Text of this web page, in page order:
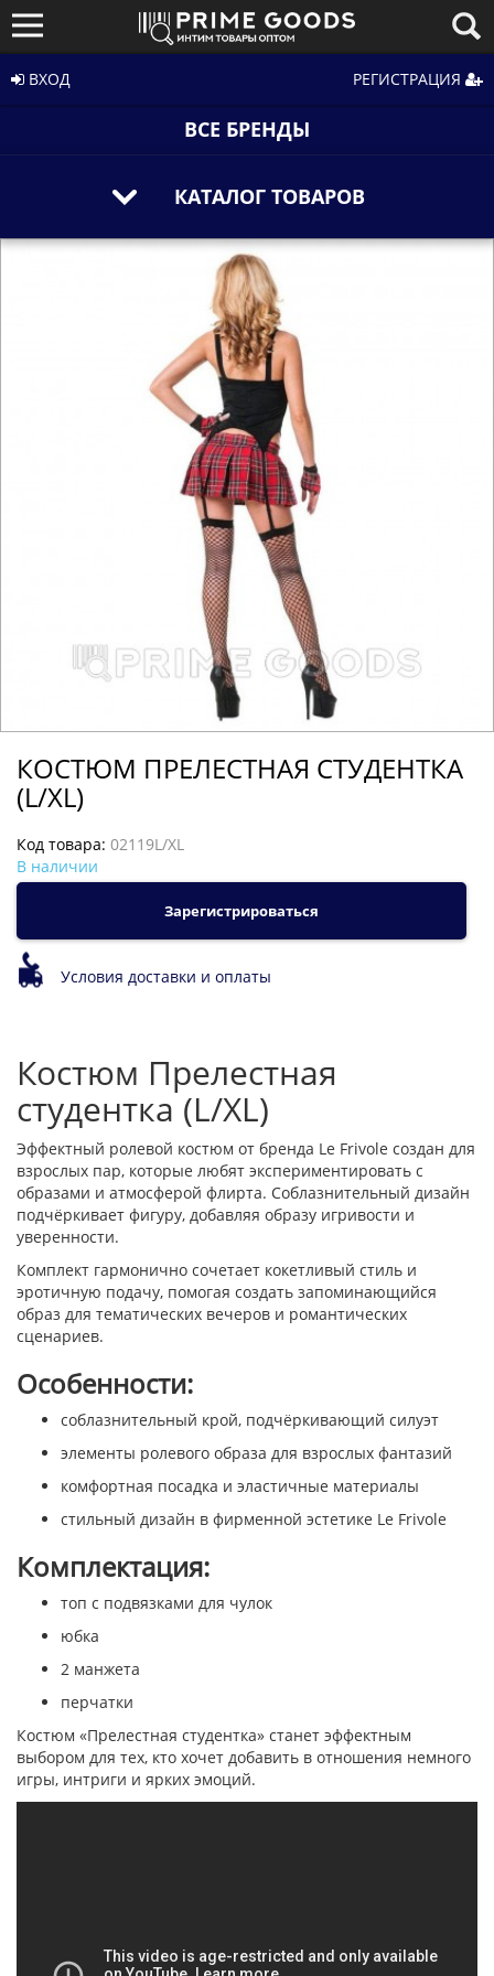
ВХОД РЕГИСТРАЦИЯ
ВСЕ БРЕНДЫ
КАТАЛОГ ТОВАРОВ
КОСТЮМ ПРЕЛЕСТНАЯ СТУДЕНТКА
(L/XL)
Код товара: 02119L/XL
В наличии
Зарегистрироваться
Условия доставки и оплаты
Костюм Прелестная
студентка (L/XL)
Эффектный ролевой костюм от бренда Le Frivole создан для
взрослых пар, которые любят экспериментировать с
образами и атмосферой флирта. Соблазнительный дизайн
подчёркивает фигуру, добавляя образу игривости и
уверенности.
Комплект гармонично сочетает кокетливый стиль и
эротичную подачу, помогая создать запоминающийся
образ для тематических вечеров и романтических
сценариев.
Особенности:
соблазнительный крой, подчёркивающий силуэт
элементы ролевого образа для взрослых фантазий
комфортная посадка и эластичные материалы
стильный дизайн в фирменной эстетике Le Frivole
Комплектация:
топ с подвязками для чулок
юбка
2 манжета
перчатки
Костюм «Прелестная студентка» станет эффектным
выбором для тех, кто хочет добавить в отношения немного
игры, интриги и ярких эмоций.